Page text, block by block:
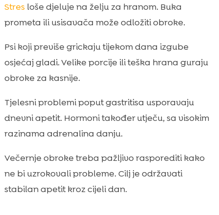
Stres loše djeluje na želju za hranom. Buka
prometa ili usisavača može odložiti obroke.
Psi koji previše grickaju tijekom dana izgube
osjećaj gladi. Velike porcije ili teška hrana guraju
obroke za kasnije.
Tjelesni problemi poput gastritisa usporavaju
dnevni apetit. Hormoni također utječu, sa visokim
razinama adrenalina danju.
Večernje obroke treba pažljivo rasporediti kako
ne bi uzrokovali probleme. Cilj je održavati
stabilan apetit kroz cijeli dan.